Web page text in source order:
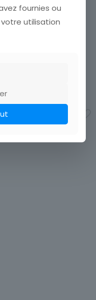
DAISY DUET FUR
DICH
que nous ayons
au panier
fournies ou
utilisation